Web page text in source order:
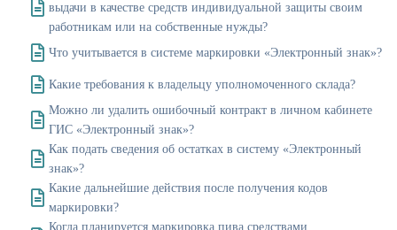
выдачи в качестве средств индивидуальной защиты своим
работникам или на собственные нужды?
Что учитывается в системе маркировки «Электронный знак»?
Какие требования к владельцу уполномоченного склада?
Можно ли удалить ошибочный контракт в личном кабинете
ГИС «Электронный знак»?
Как подать сведения об остатках в систему «Электронный
знак»?
Какие дальнейшие действия после получения кодов
маркировки?
Когда планируется маркировка пива средствами